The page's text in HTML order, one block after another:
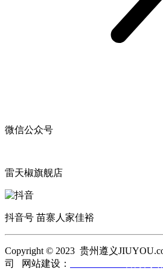
微信公众号
雷天椒旗舰店
抖音号 苗寨人家佳裕
Copyright © 2023 贵州遵义
司 网站建设：